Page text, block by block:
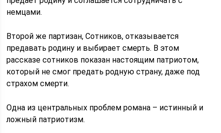
немцами.
Второй же партизан, Сотников, отказывается
предавать родину и выбирает смерть. В этом
рассказе сотников показан настоящим патриотом,
который не смог предать родную страну, даже под
страхом смерти.
Одна из центральных проблем романа – истинный и
ложный патриотизм.